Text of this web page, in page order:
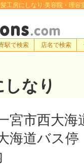
工房にしなり:美容院・理容
駅で検索 店名で検索
なり
宮市西大海
海道バス停